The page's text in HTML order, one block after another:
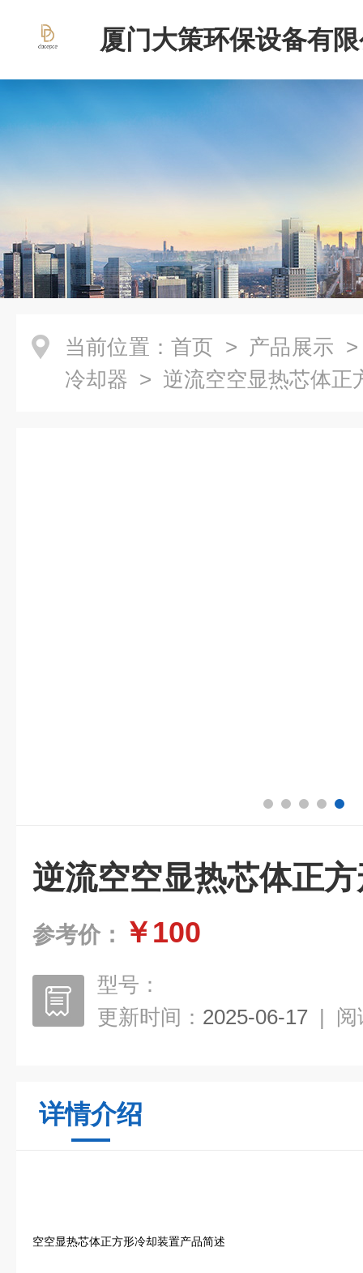
厦门大策环保设备有
当前位置： 首页 > 产品展示
冷却器 > 逆流空空显热芯体正
逆流空空显热芯体正
参考价： ￥100
型号：
更新时间： 2025-06-17 | 阅
详情介绍
空空显热芯体正方形冷却装置产品简述